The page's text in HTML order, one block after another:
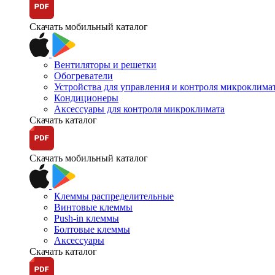
Скачать мобильный каталог
Вентиляторы и решетки
Обогреватели
Устройства для управления и контроля
Кондиционеры
Аксессуары для контроля микроклимата
Скачать каталог
Скачать мобильный каталог
Клеммы распределительные
Винтовые клеммы
Push-in клеммы
Болтовые клеммы
Аксессуары
Скачать каталог